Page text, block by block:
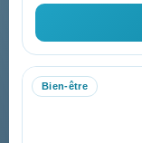
Bien-être
Vous pouvez vous
cela nos informations
site.
Collectivités
Devis, mandat